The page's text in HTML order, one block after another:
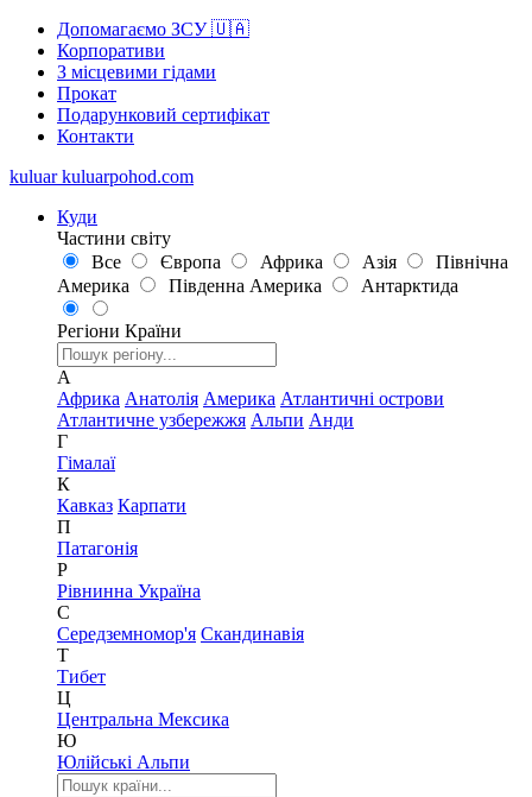
Допомагаємо ЗСУ 🇺🇦
Корпоративи
З місцевими гідами
Прокат
Подарунковий сертифікат
Контакти
kuluar kuluarpohod.com
Куди
Частини світу
Все
Європа Африка Азія
Північна
Америка
Південна Америка Антарктида
Регіони Країни
А
Африка Анатолія Америка Атлантичні острови
Атлантичне узбережжя Альпи Анди
Г
Гімалаї
К
Кавказ Карпати
П
Патагонія
Р
Рівнинна Україна
С
Середземномор'я Скандинавія
Т
Тибет
Ц
Центральна Мексика
Ю
Юлійські Альпи